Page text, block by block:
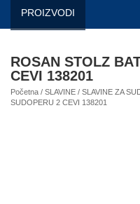
PROIZVODI
ROSAN STOLZ
CEVI 138201
Početna / SLAVINE / SLAVINE ZA
SUDOPERU 2 CEVI 138201